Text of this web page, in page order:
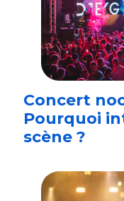
Concert
Pourquoi
scène ?